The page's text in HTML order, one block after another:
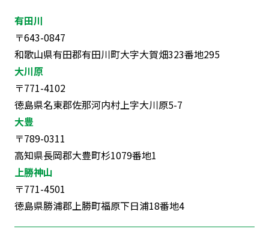
有田川
〒643-0847
和歌山県有田郡有田川町大字大賀畑323番地295
大川原
〒771-4102
徳島県名東郡佐那河内村上字大川原5-7
大豊
〒789-0311
高知県長岡郡大豊町杉1079番地1
上勝神山
〒771-4501
徳島県勝浦郡上勝町福原下日浦18番地4